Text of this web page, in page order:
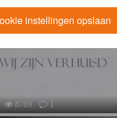
instellingen opslaan
8769 1